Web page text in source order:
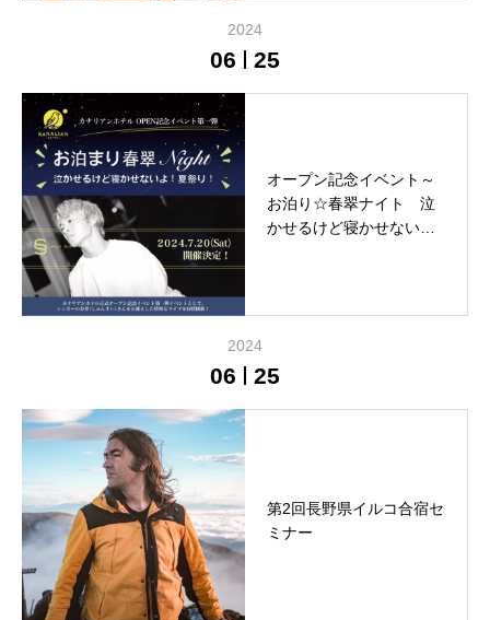
2024
06 25
オープン記念イベント～
お泊り☆春翠ナイト 泣
かせるけど寝かせない
2024
06 25
第2回長野県イルコ合宿セ
ミナー